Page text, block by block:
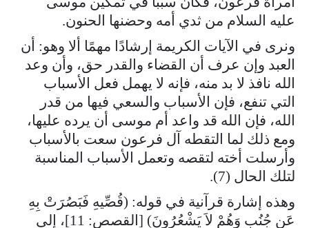
عليه السلام من ثدي أمه وحضنها الحنون.
ونرى في الآيات الكريمة إرشادًا مهمًا ألا وهو: أن
العبد وإن عرف أن القضاء والقدر حق، وأن وعد
الله نافذ لا بد منه، فإنه لا يهمل فعل الأسباب
التي تنفع، فإن الأسباب والسعي فيها من قدر
الله، فإن الله قد واعد أم موسى أن يرده عليها،
ومع ذلك لما التقطه آل فرعون سعت بالأسباب
وأرسلت أخته لتقصه وتعمل الأسباب المناسبة
لتلك الحال (7).
وهذه إشارة قرآنية في قوله: (قُصِّيهِ فَبَصُرَتْ بِهِ
عَن جُنُبٍ وَهُمْ لاَ يَشْعُرُونَ) [القصص: 11]، إلى